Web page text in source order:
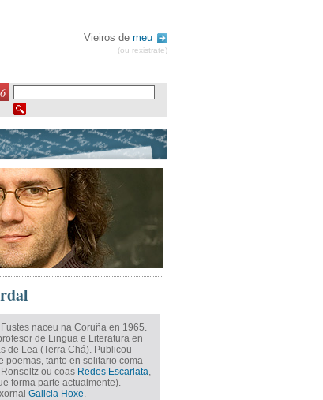
Vieiros de meu
(ou rexistrate)
naceu na Coruña en 1965.
de Lingua e Literatura en
de Lea (Terra Chá). Publicou
poemas, tanto en solitario coma
ou coas Redes Escarlata,
forma parte actualmente).
Galicia Hoxe.